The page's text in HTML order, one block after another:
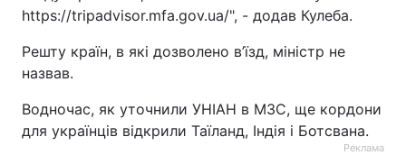
https://tripadvisor.mfa.gov.ua/", - додав Кулеба.
Решту країн, в які дозволено в’їзд, міністр не
назвав.
Водночас, як уточнили УНІАН в МЗС, ще кордони
для українців відкрили Таїланд, Індія і Ботсвана.
Реклама